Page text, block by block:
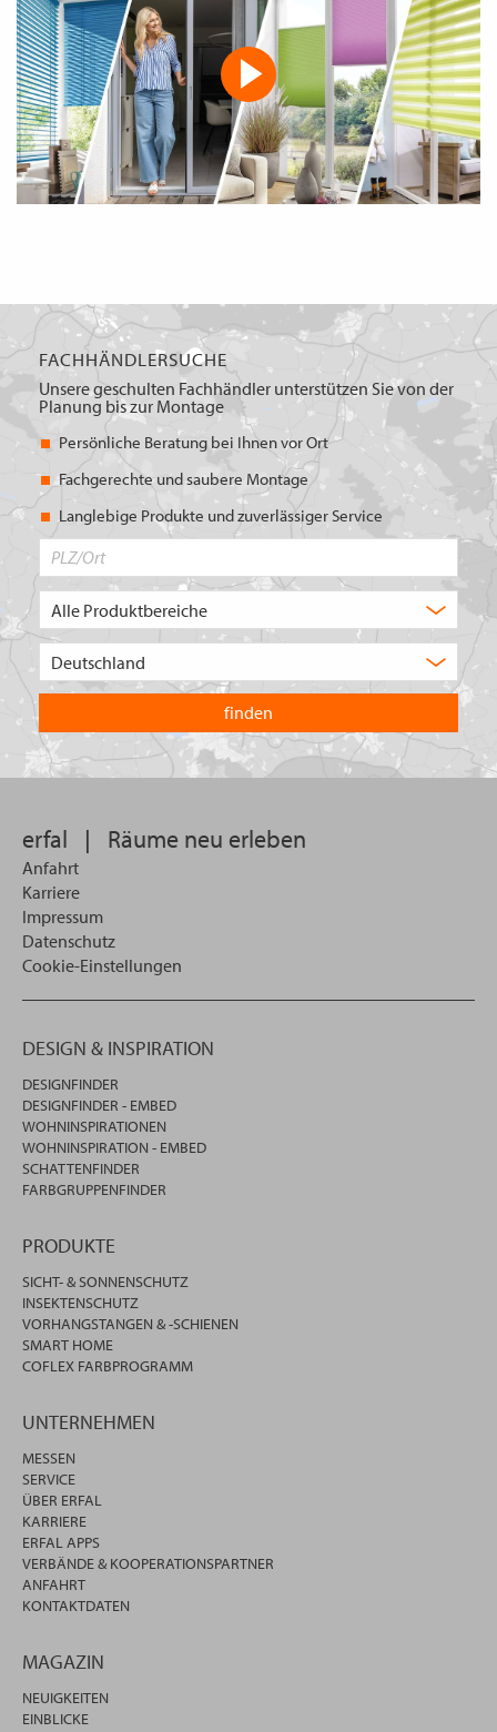
FACHHÄNDLERSUCHE
Unsere geschulten Fachhändler unterstützen Sie von der
Planung bis zur Montage
Persönliche Beratung bei Ihnen vor Ort
Fachgerechte und saubere Montage
Langlebige Produkte und zuverlässiger Service
in
welchem
Land
Sie
suchen
erfal | Räume neu erleben
Anfahrt
Karriere
Impressum
Datenschutz
Cookie-Einstellungen
DESIGN & INSPIRATION
DESIGNFINDER
DESIGNFINDER - EMBED
WOHNINSPIRATIONEN
WOHNINSPIRATION - EMBED
SCHATTENFINDER
FARBGRUPPENFINDER
PRODUKTE
SICHT- & SONNENSCHUTZ
INSEKTENSCHUTZ
VORHANGSTANGEN & -SCHIENEN
SMART HOME
COFLEX FARBPROGRAMM
UNTERNEHMEN
MESSEN
SERVICE
ÜBER ERFAL
KARRIERE
ERFAL APPS
VERBÄNDE & KOOPERATIONSPARTNER
ANFAHRT
KONTAKTDATEN
MAGAZIN
NEUIGKEITEN
EINBLICKE